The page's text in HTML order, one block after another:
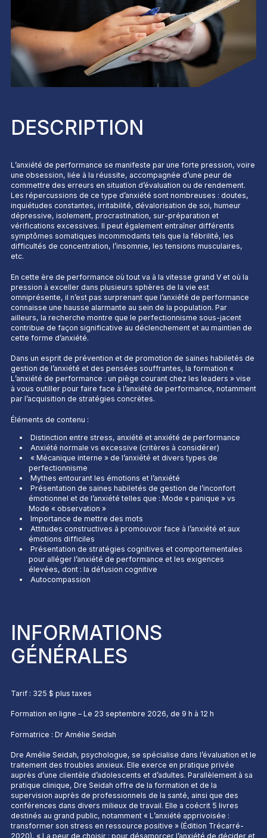
DESCRIPTION
L’anxiété de performance se manifeste par une forte pression, voire
une obsession, liée à la réussite, accompagnée d’une peur de
commettre des erreurs en situation d’évaluation ou de rendement.
Les répercussions de ce type d’anxiété sont nombreuses : doutes,
inquiétudes constantes, irritabilité, dévalorisation de soi, humeur
dépressive, isolement, procrastination, sur-préparation et
vérifications excessives. Il peut également entraîner différents
symptômes somatiques incommodants tels que la fébrilité, les
difficultés de concentration, l’insomnie, les tensions musculaires,
etc.
En cette ère de performance où tout va à la vitesse grand V et où la
pression à exceller dans plusieurs sphères de la vie est
omniprésente, il n’est pas surprenant que l’anxiété de performance
connaisse une hausse alarmante au sein de la population. Par
ailleurs, la recherche montre que le perfectionnisme sous-jacent
contribue de façon significative au déclenchement et au maintien de
cette forme d’anxiété.
Dans un esprit de prévention et de promotion de saines habiletés de
gestion de l’anxiété et des pensées souffrantes, la formation «
L’anxiété de performance : un piège courant chez les leaders » vise
à vous outiller pour faire face à l’anxiété de performance, notamment
par l’acquisition de stratégies concrètes.
Éléments de contenu :
Distinction entre stress, anxiété et anxiété de performance
Anxiété normale vs excessive (critères à considérer)
« Mécanique interne » de l’anxiété et divers types de
perfectionnisme
Mythes entourant les émotions et l’anxiété
Présentation de saines habiletés de gestion de l’inconfort
émotionnel et de l’anxiété telles que : Mode « panique » vs
Mode « observation »
Importance de mettre des mots
Attitudes constructives à promouvoir face à l’anxiété et aux
émotions difficiles
Présentation de stratégies cognitives et comportementales
pour alléger l’anxiété de performance et les exigences
élevées, dont : la défusion cognitive
Autocompassion
INFORMATIONS
GÉNÉRALES
Tarif : 325 $ plus taxes
Formation en ligne – Le 23 septembre 2026, de 9 h à 12 h
Formatrice : Dr Amélie Seidah
Dre Amélie Seidah, psychologue, se spécialise dans l’évaluation et le
traitement des troubles anxieux. Elle exerce en pratique privée
auprès d’une clientèle d’adolescents et d’adultes. Parallèlement à sa
pratique clinique, Dre Seidah offre de la formation et de la
supervision auprès de professionnels de la santé, ainsi que des
conférences dans divers milieux de travail. Elle a coécrit 5 livres
destinés au grand public, notamment « L’anxiété apprivoisée :
transformer son stress en ressource positive » (Édition Trécarré-
2020), « La peur de choisir : pour désamorcer l’anxiété de décider et